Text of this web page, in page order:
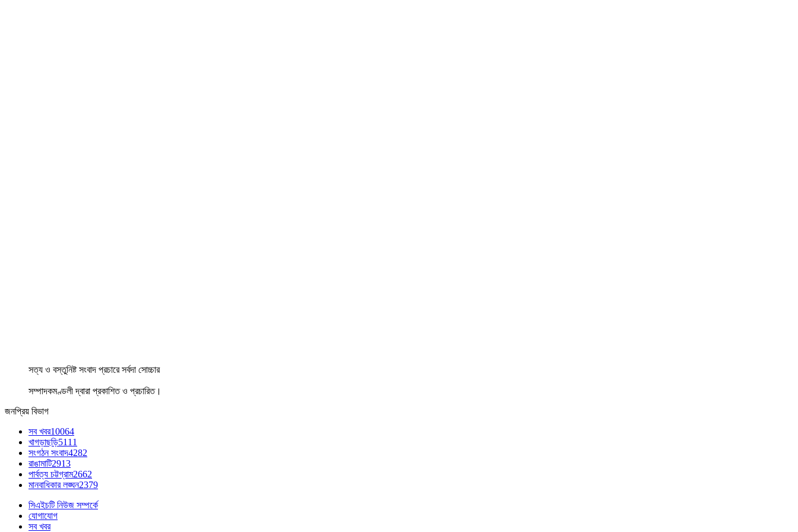
সত্য ও বস্তুনিষ্ট সংবাদ প্রচারে সর্বদা সোচ্চার
সম্পাদকমণ্ডলী দ্বারা প্রকাশিত ও প্রচারিত।
জনপ্রিয় বিভাগ
সব খবর10064
খাগড়াছড়ি5111
সংগঠন সংবাদ4282
রাঙামাটি2913
পার্বত্য চট্টগ্রাম2662
মানবাধিকার লঙ্ঘন2379
সিএইচটি নিউজ সম্পর্কে
যোগাযোগ
সব খবর